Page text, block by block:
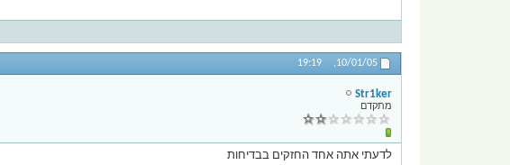
10/01/05,
19:19
Str1ker
מתקדם
לדעתי אתה אחד החזקים בבדיחות